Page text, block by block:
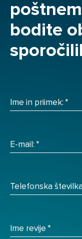
bodite
Ime in priimek: *
E-mail: *
Telefonska
Ime revije *